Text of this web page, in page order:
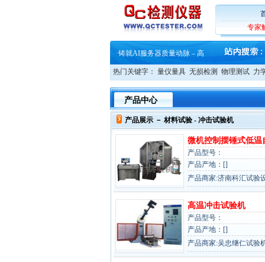
专家
ZEISS BOSELLO ADR 让内部缺
蔡司和亿纬锂能达成战略合作
大牌云集 买家升级 ——26
铸就AI服务器质量动脉 – 高
·铸就AI服务器质量动脉 – 高
·ZEISS BOSELLO ADR 让内部缺
·蔡司和亿纬锂能达成战略合作
·大牌云集 买家升级 ——26
热门关键字： 量仪量具 无损检测 物理测试 力
产品中心
产品展示 － 材料试验- 冲击试验机
微机控制摆锤式低温
产品型号：
产品产地：[]
产品商家:济南科汇试验
高温冲击试验机
产品型号：
产品产地：[]
产品商家:吴忠继仁试验